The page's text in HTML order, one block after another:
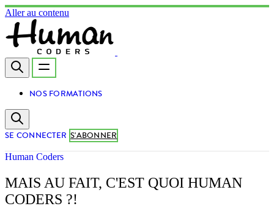
Aller au contenu
NOS FORMATIONS
SE CONNECTER S'ABONNER
Human Coders
MAIS AU FAIT, C'EST QUOI HUMAN
CODERS ?!